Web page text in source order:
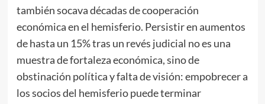
también socava décadas de cooperación
económica en el hemisferio. Persistir en aumentos
de hasta un 15% tras un revés judicial no es una
muestra de fortaleza económica, sino de
obstinación política y falta de visión: empobrecer a
los socios del hemisferio puede terminar